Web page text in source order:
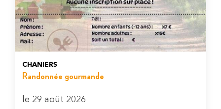
CHANIERS
Randonnée gourmande
le 29 août 2026